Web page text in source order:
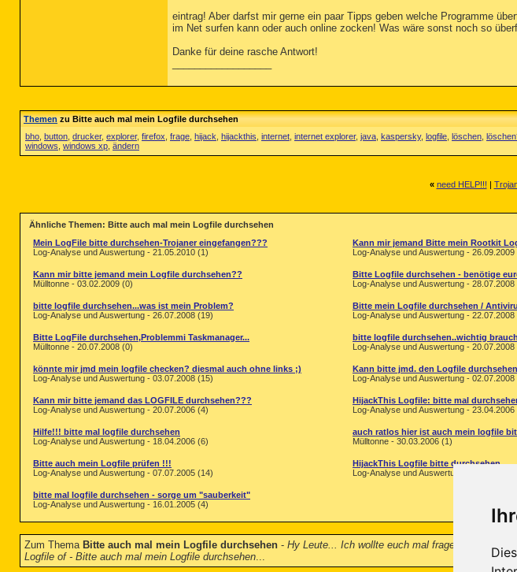
eintrag! Aber darfst mir gerne ein paar Tipps geben welche Programme
im Net surfen kann oder auch online zocken! Was wäre sonst noch so
Danke für deine rasche Antwort!
Themenzu Bitte auch mal mein Logfile durchsehen
bho button drucker, explorer, firefox frage hijack hijackthis internet internet explorer, java kaspersky, logfile löschen
windows windows xp ändern
« need HELP!!! |
Ähnliche Themen: Bitte auch mal mein Logfile durchsehen
Mein LogFile bitte durchsehen-Trojaner eingefangen???
Log-Analyse und Auswertung - 21.05.2010 (1)
Kann mir jemand Bitte mein Rootkit
Log-Analyse und Auswertung - 26.09.2009
Kann mir bitte jemand mein Logfile durchsehen??
Mülltonne - 03.02.2009 (0)
Bitte Logfile durchsehen - benötige
Log-Analyse und Auswertung - 28.07.2008
bitte logfile durchsehen...was ist mein Problem?
Log-Analyse und Auswertung - 26.07.2008 (19)
Bitte mein Logfile durchsehen /
Log-Analyse und Auswertung - 22.07.2008
Bitte LogFile durchsehen,Problemmi Taskmanager...
Mülltonne - 20.07.2008 (0)
bitte logfile durchsehen..wichtig
Log-Analyse und Auswertung - 20.07.2008
könnte mir jmd mein logfile checken? diesmal auch ohne links ;)
Log-Analyse und Auswertung - 03.07.2008 (15)
Kann bitte jmd. den Logfile
Log-Analyse und Auswertung - 02.07.2008
Kann mir bitte jemand das LOGFILE durchsehen???
Log-Analyse und Auswertung - 20.07.2006 (4)
HijackThis Logfile: bitte mal
Log-Analyse und Auswertung - 23.04.2006
Hilfe!!! bitte mal logfile durchsehen
Log-Analyse und Auswertung - 18.04.2006 (6)
auch ratlos hier ist auch mein logfile
Mülltonne - 30.03.2006 (1)
Bitte auch mein Logfile prüfen !!!
Log-Analyse und Auswertung - 07.07.2005 (14)
HijackThis Logfile bitte durchsehen
Log-Analyse und Auswertung - 23.05.2005
bitte mal logfile durchsehen - sorge um "sauberkeit"
Log-Analyse und Auswertung - 16.01.2005 (4)
Zum Thema Bitte auch mal mein Logfile durchsehen - Hy Leute... Ich wollte euch mal fragen ob ihr
Logfile of - Bitte auch mal mein Logfile durchsehen...